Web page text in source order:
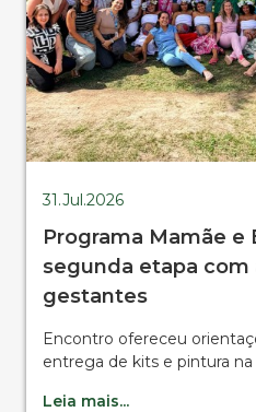
31.Jul.2026
Programa Mamãe e
segunda etapa com
gestantes
Encontro ofereceu
entrega de kits e pintura na
Leia mais...